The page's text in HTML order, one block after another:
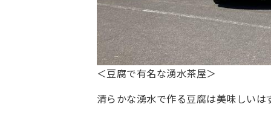
＜豆腐で有名な湧水茶屋＞
清らかな湧水で作る豆腐は美味しいは